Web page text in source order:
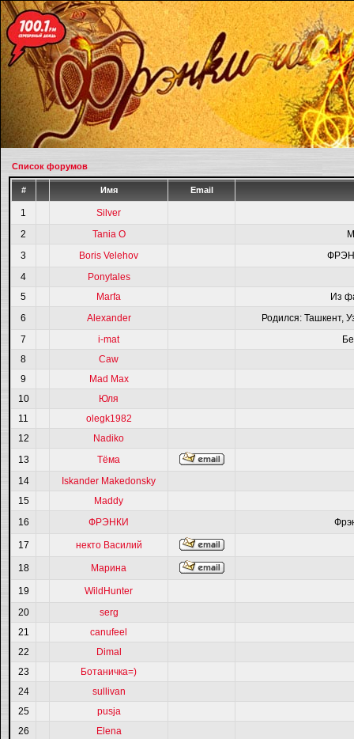
Список форумов
# Имя Email
1
Silver
2
Tania O
3
Boris Velehov
4
Ponytales
5
Marfa
Из
6
Alexander
Родился: Ташкент,
7
i-mat
8
Caw
9
Mad Max
10
Юля
11
olegk1982
12
Nadiko
13
Тёма
14
Iskander Makedonsky
15
Maddy
16
ФРЭНКИ
17 некто Василий
18 Марина
19
WildHunter
20
serg
21
canufeel
22
Dimal
23
Ботаничка=)
24
sullivan
25
pusja
26
Elena